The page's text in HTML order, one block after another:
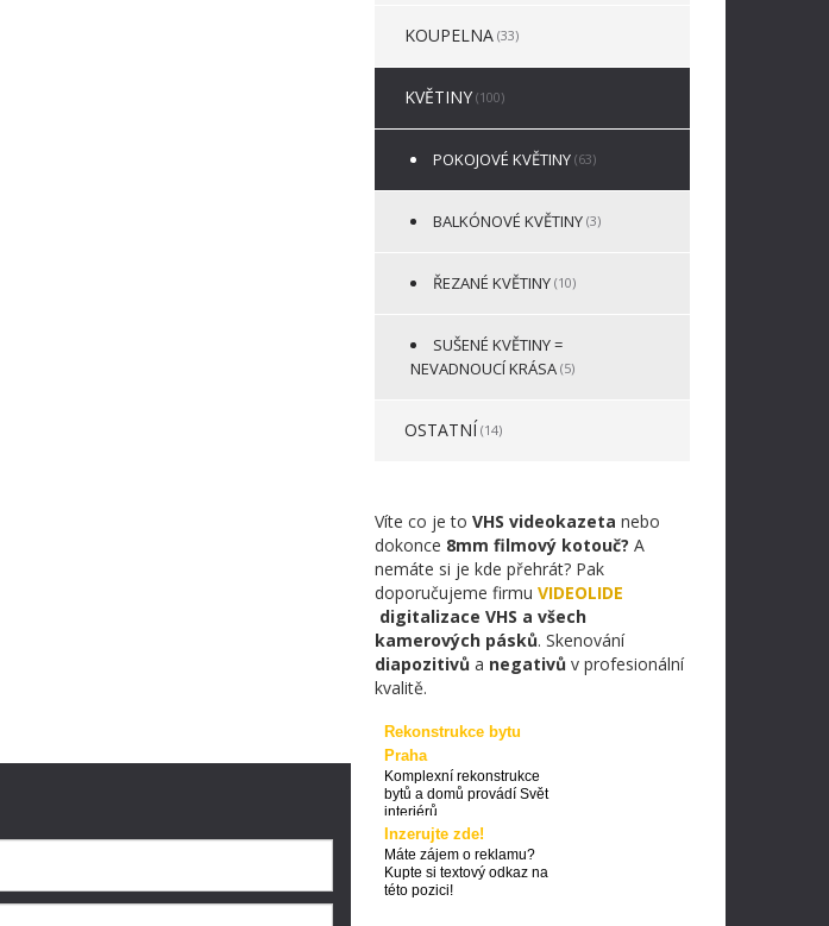
KOUPELNA (33)
KVĚTINY (100)
POKOJOVÉ KVĚTINY (63)
BALKÓNOVÉ KVĚTINY (3)
ŘEZANÉ KVĚTINY (10)
SUŠENÉ KVĚTINY =
NEVADNOUCÍ KRÁSA (5)
OSTATNÍ (14)
Víte co je to VHS videokazeta nebo
dokonce 8mm filmový kotouč? A
nemáte si je kde přehrát? Pak
doporučujeme firmu VIDEOLIDE
digitalizace VHS a všech
kamerových pásků. Skenování
diapozitivů a negativů v profesionální
kvalitě.
Rekonstrukce bytu
Praha
Komplexní rekonstrukce
bytů a domů provádí Svět
interiérů
Inzerujte zde!
Máte zájem o reklamu?
Kupte si textový odkaz na
této pozici!